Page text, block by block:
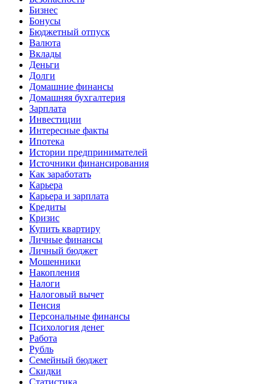
Бизнес
Бонусы
Бюджетный отпуск
Валюта
Вклады
Деньги
Долги
Домашние финансы
Домашняя бухгалтерия
Зарплата
Инвестиции
Интересные факты
Ипотека
Истории предпринимателей
Источники финансирования
Как заработать
Карьера
Карьера и зарплата
Кредиты
Кризис
Купить квартиру
Личные финансы
Личный бюджет
Мошенники
Накопления
Налоги
Налоговый вычет
Пенсия
Персональные финансы
Психология денег
Работа
Рубль
Семейный бюджет
Скидки
Статистика